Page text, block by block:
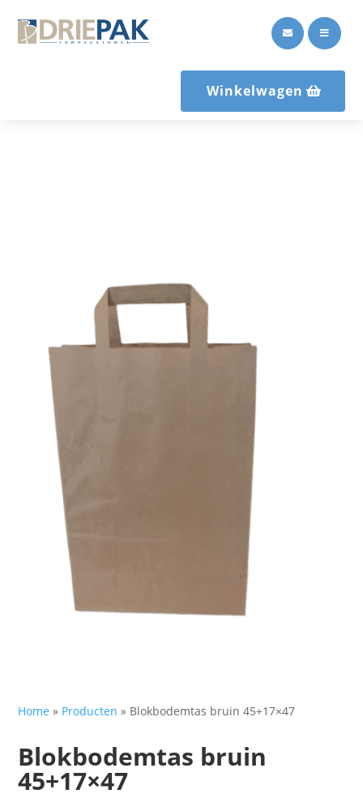
 
Winkelwagen
Home » Producten » Blokbodemtas bruin 45+17×47
Blokbodemtas bruin
45+17×47